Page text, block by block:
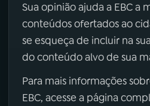
Sua opinião ajuda a EBC a
conteúdos ofertados ao
se esqueça de incluir na
do conteúdo alvo de sua
Para mais informações
EBC, acesse a página